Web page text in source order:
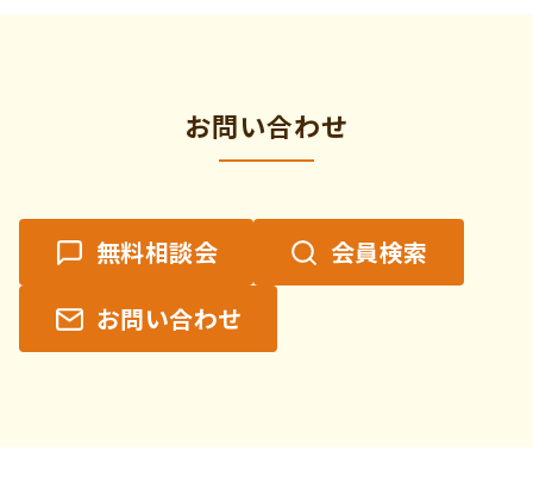
お問い合わせ
無料相談会 会員検索
お問い合わせ